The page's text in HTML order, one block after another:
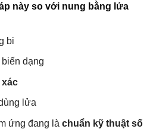
này so với nung bằng lửa
bi
biến dạng
xác
lửa
ứng đang là chuẩn kỹ thuật số